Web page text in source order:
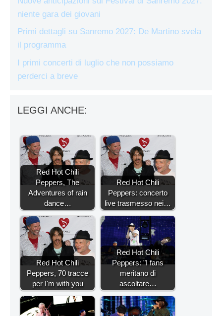
niente gara dei giovani
Primi dettagli su Sanremo 2027: De Martino svela
il programma
I primi concerti di luglio che non possiamo
perderci a breve
LEGGI ANCHE:
Red Hot Chili
Peppers, The
Adventures of rain
dance…
Red Hot Chili
Peppers: concerto
live trasmesso nei…
Red Hot Chili
Peppers, 70 tracce
per I'm with you
Red Hot Chili
Peppers: "I fans
meritano di
ascoltare…